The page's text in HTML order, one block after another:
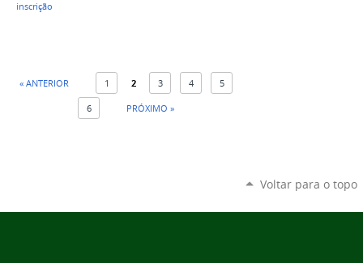
inscrição
« ANTERIOR 1 2 3 4 5
6 PRÓXIMO »
Voltar para o topo